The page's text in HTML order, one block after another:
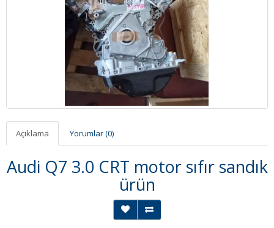
Açıklama Yorumlar (0)
Audi Q7 3.0 CRT motor sıfır sandık
ürün